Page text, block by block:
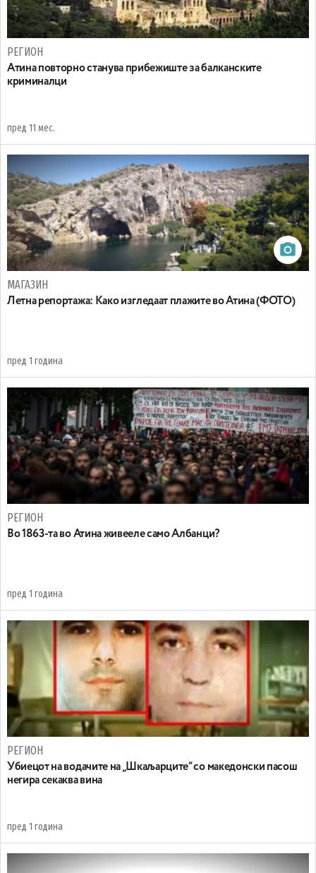
РЕГИОН
Aтина повторно станува прибежиште за балканските
криминалци
пред 11 мес.
МАГАЗИН
Летна репортажа: Како изгледаат плажите во Атина (ФОТО)
пред 1 година
РЕГИОН
Во 1863-та во Атина живееле само Албанци?
пред 1 година
РЕГИОН
Убиецот на водачите на „Шкаљарците“ со македонски пасош
негира секаква вина
пред 1 година